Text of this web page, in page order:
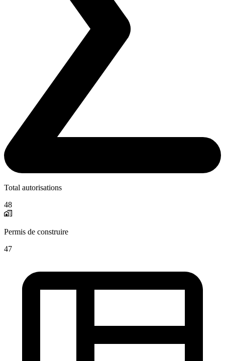
Total autorisations
48
Permis de construire
47